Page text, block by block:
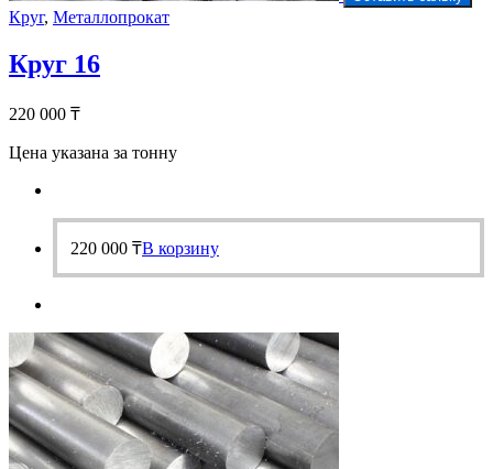
Круг, Металлопрокат
Круг 16
220 000 ₸
Цена указана за тонну
220 000 ₸В корзину